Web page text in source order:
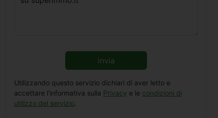
invia
Utilizzando questo servizio dichiari di aver letto e
accettare l'informativa sulla Privacy e le condizioni di
utilizzo del servizio